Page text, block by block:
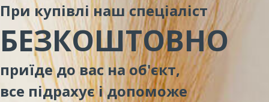
При купівлі наш спеціаліст
БЕЗКОШТОВНО
приїде до вас на об'єкт,
все підрахує і допоможе